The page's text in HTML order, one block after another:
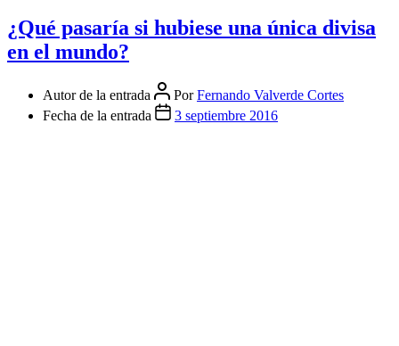
¿Qué pasaría si hubiese una única divisa
en el mundo?
Autor de la entrada PorFernando Valverde Cortes
Fecha de la entrada
3 septiembre 2016